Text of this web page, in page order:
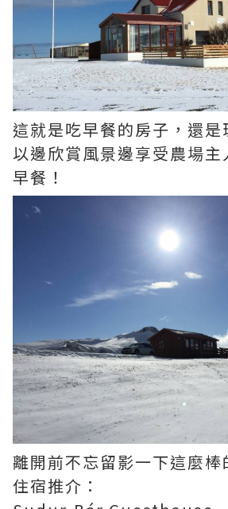
這就是吃早餐的房子，還是
以邊欣賞風景邊享受農場
早餐！
離開前不忘留影一下這麼棒
住宿推介：